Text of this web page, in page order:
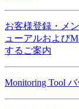
お客様登録・メ
ューアルおよび
するご案内
Monitoring Tool